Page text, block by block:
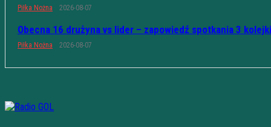
Piłka Nożna 2026-08-07
Obecna 16 drużyna vs lider – zapowiedź spotkania 3 kolejki
Piłka Nożna 2026-08-07